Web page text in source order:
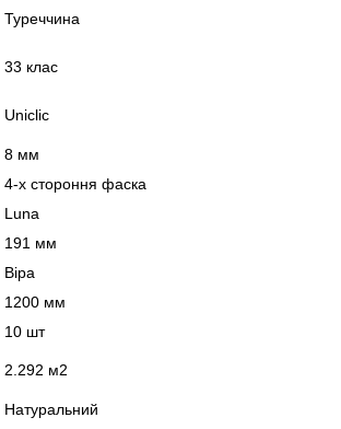
Туреччина
33 клас
Uniclic
8 мм
4-х стороння фаска
Luna
191 мм
Віра
1200 мм
10 шт
2.292 м2
Натуральний